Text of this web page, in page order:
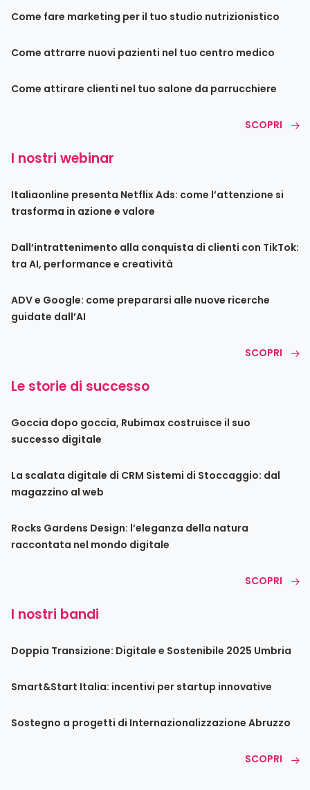
Come fare marketing per il tuo studio nutrizionistico
Come attrarre nuovi pazienti nel tuo centro medico
Come attirare clienti nel tuo salone da parrucchiere
SCOPRI
I nostri webinar
Italiaonline presenta Netflix Ads: come l’attenzione si
trasforma in azione e valore
Dall’intrattenimento alla conquista di clienti con TikTok:
tra AI, performance e creatività
ADV e Google: come prepararsi alle nuove ricerche
guidate dall’AI
SCOPRI
Le storie di successo
Goccia dopo goccia, Rubimax costruisce il suo
successo digitale
La scalata digitale di CRM Sistemi di Stoccaggio: dal
magazzino al web
Rocks Gardens Design: l’eleganza della natura
raccontata nel mondo digitale
SCOPRI
I nostri bandi
Doppia Transizione: Digitale e Sostenibile 2025 Umbria
Smart&Start Italia: incentivi per startup innovative
Sostegno a progetti di Internazionalizzazione Abruzzo
SCOPRI